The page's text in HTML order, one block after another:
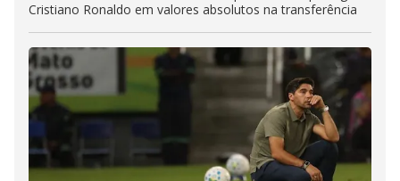
Cristiano Ronaldo em valores absolutos na transferência